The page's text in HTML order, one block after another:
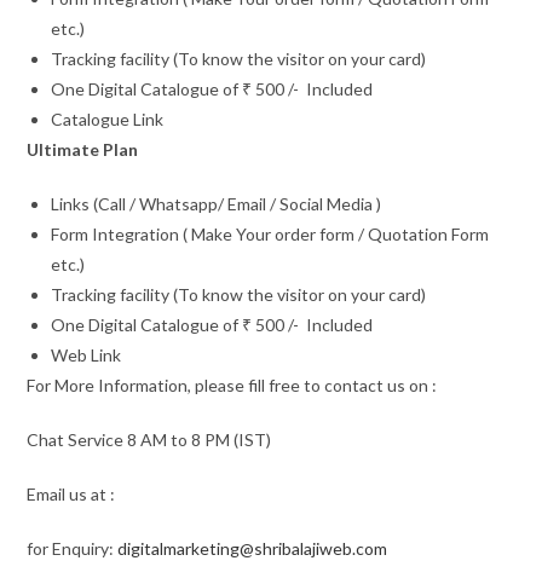
etc.)
Tracking facility (To know the visitor on your card)
One Digital Catalogue of ₹ 500 /- Included
Catalogue Link
Ultimate Plan
Links (Call / Whatsapp/ Email / Social Media )
Form Integration ( Make Your order form / Quotation Form
etc.)
Tracking facility (To know the visitor on your card)
One Digital Catalogue of ₹ 500 /- Included
Web Link
For More Information, please fill free to contact us on :
Chat Service 8 AM to 8 PM (IST)
Email us at :
for Enquiry:digitalmarketing@shribalajiweb.com